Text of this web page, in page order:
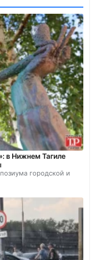
в Нижнем Тагиле
городской и